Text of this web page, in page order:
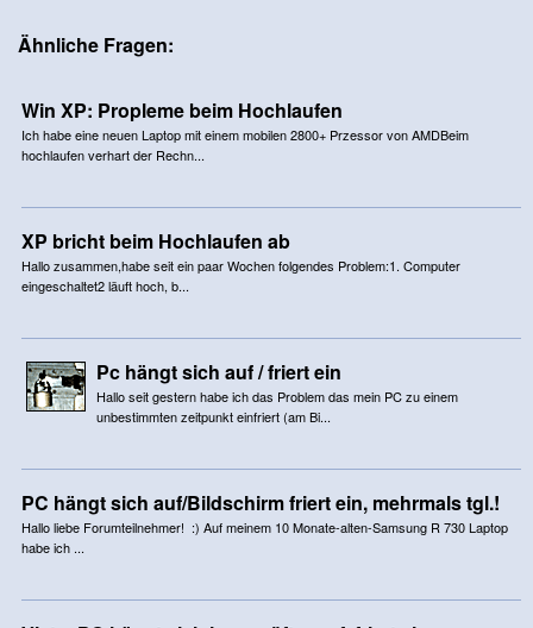
Ähnliche Fragen:
Win XP: Propleme beim Hochlaufen
Ich habe eine neuen Laptop mit einem mobilen 2800+ Przessor von AMDBeim
hochlaufen verhart der Rechn...
XP bricht beim Hochlaufen ab
Hallo zusammen,habe seit ein paar Wochen folgendes Problem:1. Computer
eingeschaltet2 läuft hoch, b...
Pc hängt sich auf / friert ein
Hallo seit gestern habe ich das Problem das mein PC zu einem
unbestimmten zeitpunkt einfriert (am Bi...
PC hängt sich auf/Bildschirm friert ein, mehrmals tgl.!
Hallo liebe Forumteilnehmer! :) Auf meinem 10 Monate-alten-Samsung R 730 Laptop
habe ich ...